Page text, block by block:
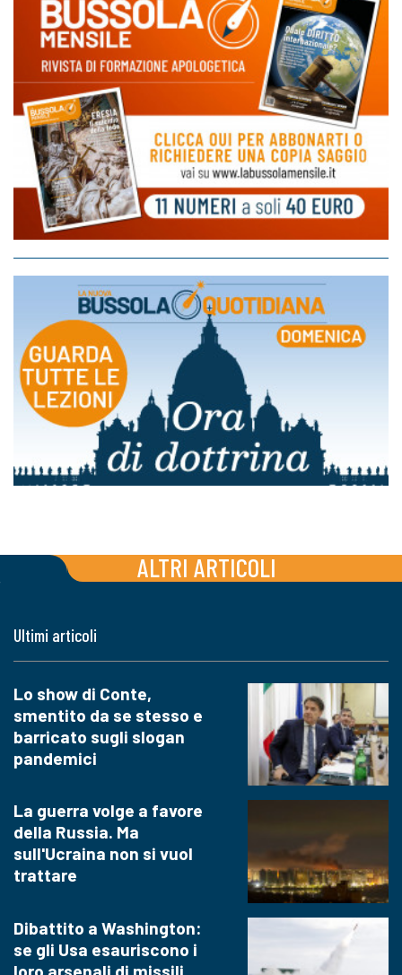
ALTRI ARTICOLI
Ultimi articoli
Lo show di Conte,
smentito da se stesso e
barricato sugli slogan
pandemici
La guerra volge a favore
della Russia. Ma
sull'Ucraina non si vuol
trattare
Dibattito a Washington:
se gli Usa esauriscono i
loro arsenali di missili